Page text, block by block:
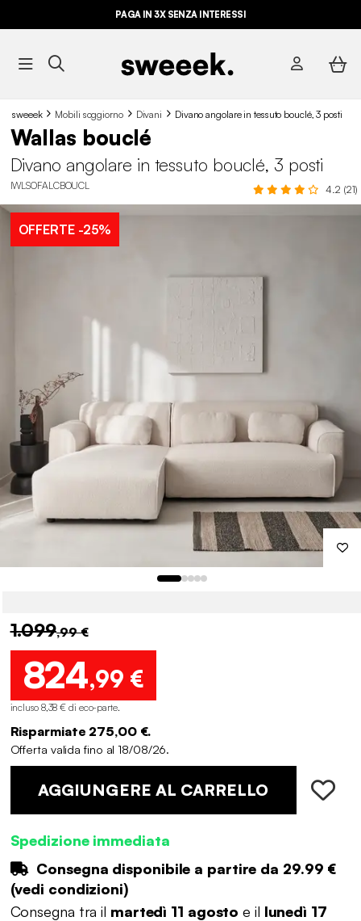
PAGA IN 3X SENZA INTERESSI
sweeek Mobili soggiorno Divani Divano angolare in tessuto bouclé, 3 posti
Wallas bouclé
Divano angolare in tessuto bouclé, 3 posti
IWLSOFALCBOUCL 4.2 (21)
OFFERTE-25%
1.099,99 €
824,99 €
incluso 8,38 € di eco-parte.
Risparmiate 275,00 €.
Offerta valida fino al 18/08/26.
AGGIUNGERE AL CARRELLO
Spedizione immediata
Consegna disponibile a partire da 29.99 €
(vedi condizioni)
Consegna tra il martedì 11 agosto e il lunedì 17